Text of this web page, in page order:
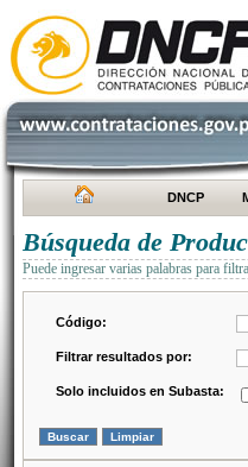
DNCP
Búsqueda de
Puede ingresar varias palabras para
Código:
Filtrar resultados por:
Solo incluidos en Subasta: